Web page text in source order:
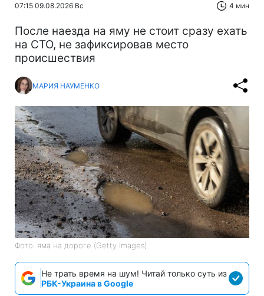
07:15 09.08.2026 Вс 4 мин
После наезда на яму не стоит сразу ехать
на СТО, не зафиксировав место
происшествия
МАРИЯ НАУМЕНКО
Фото: яма на дороге (Getty Images)
Не трать время на шум! Читай только суть из
РБК-Украина в Google